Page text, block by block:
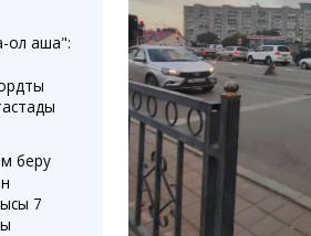
Қарағанды Картасы
Ұйымдар
Менің учаскелік
Жолдарды жабу
Қызметтер
Аудармашы
ақша":
беру
7